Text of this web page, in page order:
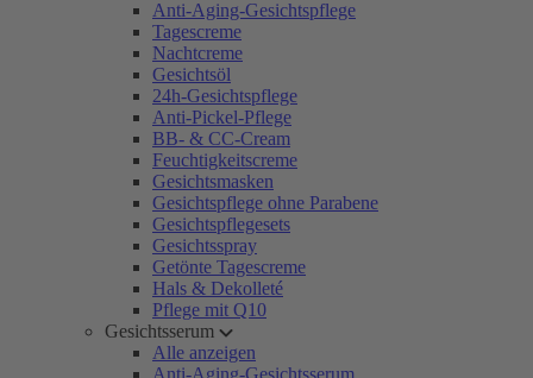
Anti-Aging-Gesichtspflege
Tagescreme
Nachtcreme
Gesichtsöl
24h-Gesichtspflege
Anti-Pickel-Pflege
BB- & CC-Cream
Feuchtigkeitscreme
Gesichtsmasken
Gesichtspflege ohne Parabene
Gesichtspflegesets
Gesichtsspray
Getönte Tagescreme
Hals & Dekolleté
Pflege mit Q10
Gesichtsserum
Alle anzeigen
Anti-Aging-Gesichtsserum